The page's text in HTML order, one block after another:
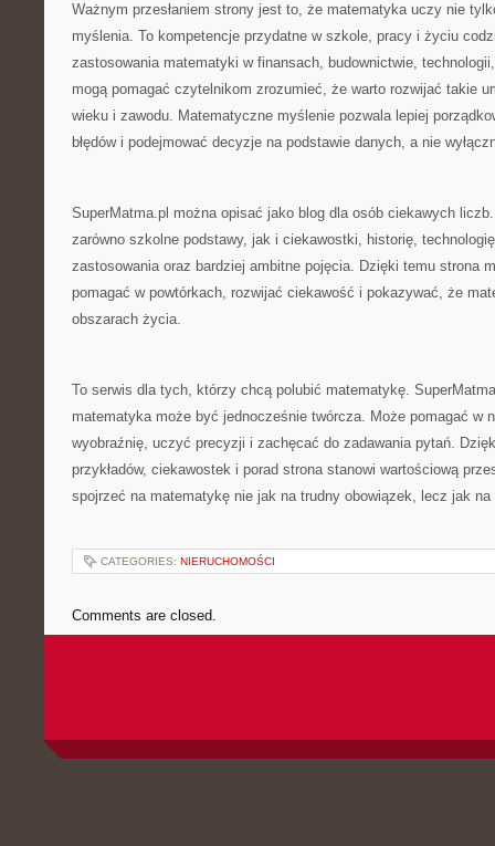
Ważnym przesłaniem strony jest to, że matematyka uczy nie
myślenia. To kompetencje przydatne w szkole, pracy i życiu
zastosowania matematyki w finansach, budownictwie,
mogą pomagać czytelnikom zrozumieć, że warto rozwijać takie
wieku i zawodu. Matematyczne myślenie pozwala lepiej
błędów i podejmować decyzje na podstawie danych, a nie
SuperMatma.pl można opisać jako blog dla osób ciekawych
zarówno szkolne podstawy, jak i ciekawostki, historię,
zastosowania oraz bardziej ambitne pojęcia. Dzięki temu strona
pomagać w powtórkach, rozwijać ciekawość i pokazywać, że
obszarach życia.
To serwis dla tych, którzy chcą polubić matematykę.
matematyka może być jednocześnie twórcza. Może pomagać w
wyobraźnię, uczyć precyzji i zachęcać do zadawania pytań.
przykładów, ciekawostek i porad strona stanowi wartościową
spojrzeć na matematykę nie jak na trudny obowiązek, lecz jak
CATEGORIES: NIERUCHOMOŚCI
Comments are closed.